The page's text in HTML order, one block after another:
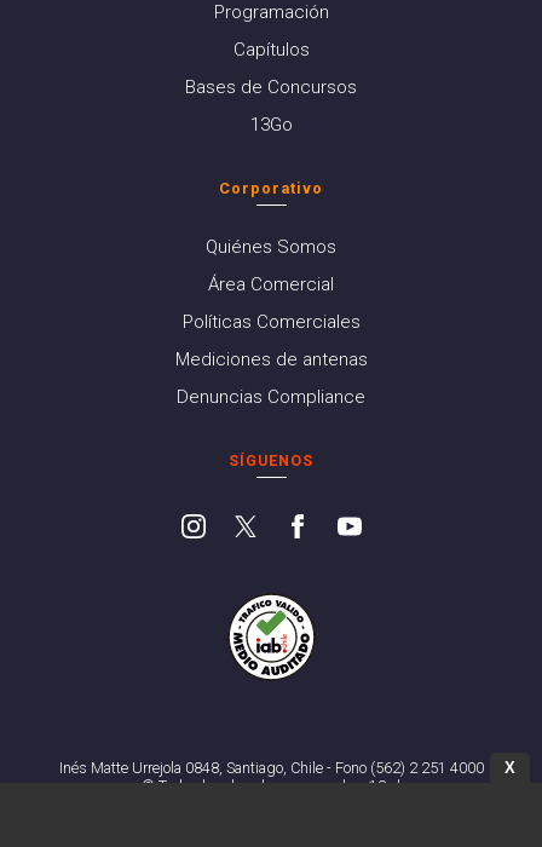
Programación
Capítulos
Bases de Concursos
13Go
Corporativo
Quiénes Somos
Área Comercial
Políticas Comerciales
Mediciones de antenas
Denuncias Compliance
SÍGUENOS
Inés Matte Urrejola 0848, Santiago, Chile - Fono (562) 2 251 4000
© Todos los derechos reservados. 13.cl
X